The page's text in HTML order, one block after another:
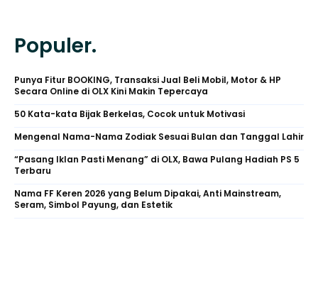
Populer.
Punya Fitur BOOKING, Transaksi Jual Beli Mobil, Motor & HP
Secara Online di OLX Kini Makin Tepercaya
50 Kata-kata Bijak Berkelas, Cocok untuk Motivasi
Mengenal Nama-Nama Zodiak Sesuai Bulan dan Tanggal Lahir
“Pasang Iklan Pasti Menang” di OLX, Bawa Pulang Hadiah PS 5
Terbaru
Nama FF Keren 2026 yang Belum Dipakai, Anti Mainstream,
Seram, Simbol Payung, dan Estetik